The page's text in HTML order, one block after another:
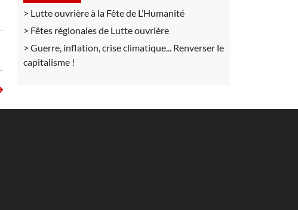
Lutte ouvrière à la Fête de L’Humanité
Fêtes régionales de Lutte ouvrière
Guerre, inflation, crise climatique... Renverser le
capitalisme !